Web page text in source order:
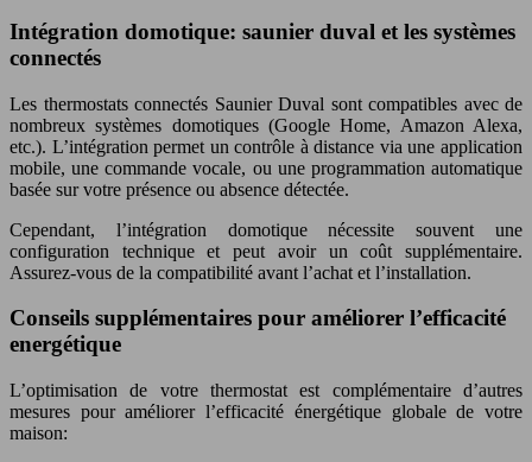
Intégration domotique: saunier duval et les systèmes
connectés
Les thermostats connectés Saunier Duval sont compatibles avec de
nombreux systèmes domotiques (Google Home, Amazon Alexa,
etc.). L’intégration permet un contrôle à distance via une application
mobile, une commande vocale, ou une programmation automatique
basée sur votre présence ou absence détectée.
Cependant, l’intégration domotique nécessite souvent une
configuration technique et peut avoir un coût supplémentaire.
Assurez-vous de la compatibilité avant l’achat et l’installation.
Conseils supplémentaires pour améliorer l’efficacité
energétique
L’optimisation de votre thermostat est complémentaire d’autres
mesures pour améliorer l’efficacité énergétique globale de votre
maison: